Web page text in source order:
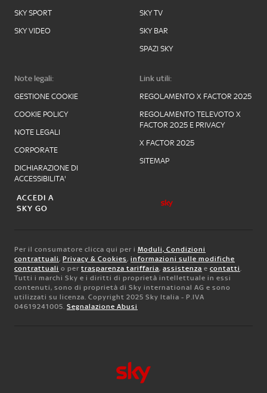
SKY SPORT
SKY VIDEO
SKY TV
SKY BAR
SPAZI SKY
Note legali:
GESTIONE COOKIE
COOKIE POLICY
NOTE LEGALI
CORPORATE
DICHIARAZIONE DI
ACCESSIBILITA'
Link utili:
REGOLAMENTO X FACTOR 2025
REGOLAMENTO TELEVOTO X
FACTOR 2025 E PRIVACY
X FACTOR 2025
SITEMAP
ACCEDI A
SKY GO
Per il consumatore clicca qui per i Moduli, Condizioni
contrattuali, Privacy & Cookies, informazioni sulle modifiche
contrattuali o per trasparenza tariffaria, assistenza e contatti.
Tutti i marchi Sky e i diritti di proprietà intellettuale in essi
contenuti, sono di proprietà di Sky international AG e sono
utilizzati su licenza. Copyright 2025 Sky Italia - P.IVA
04619241005. Segnalazione Abusi